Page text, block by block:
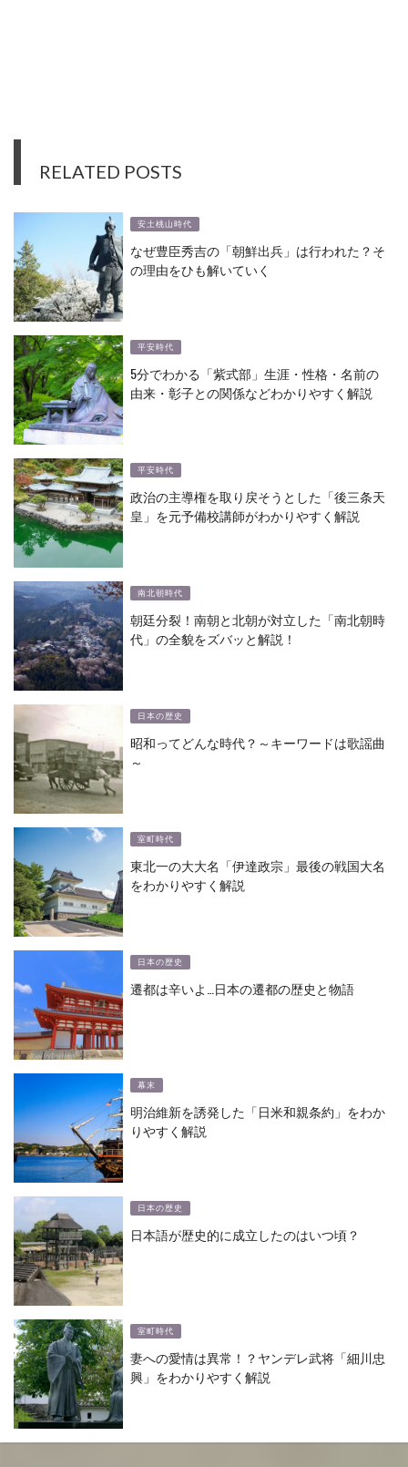
RELATED POSTS
安土桃山時代
なぜ豊臣秀吉の「朝鮮出兵」は行われた？そ
の理由をひも解いていく
平安時代
5分でわかる「紫式部」生涯・性格・名前の
由来・彰子との関係などわかりやすく解説
平安時代
政治の主導権を取り戻そうとした「後三条天
皇」を元予備校講師がわかりやすく解説
南北朝時代
朝廷分裂！南朝と北朝が対立した「南北朝時
代」の全貌をズバッと解説！
日本の歴史
昭和ってどんな時代？～キーワードは歌謡曲
～
室町時代
東北一の大大名「伊達政宗」最後の戦国大名
をわかりやすく解説
日本の歴史
遷都は辛いよ…日本の遷都の歴史と物語
幕末
明治維新を誘発した「日米和親条約」をわか
りやすく解説
日本の歴史
日本語が歴史的に成立したのはいつ頃？
室町時代
妻への愛情は異常！？ヤンデレ武将「細川忠
興」をわかりやすく解説